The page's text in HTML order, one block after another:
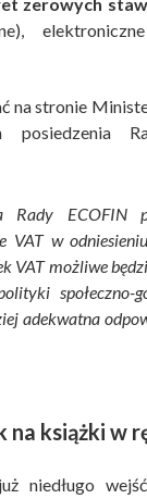
na stronie
posiedzenia
Rady ECOFIN
VAT w
VAT możliwe
społeczno-
adekwatna
na książki w
niedługo